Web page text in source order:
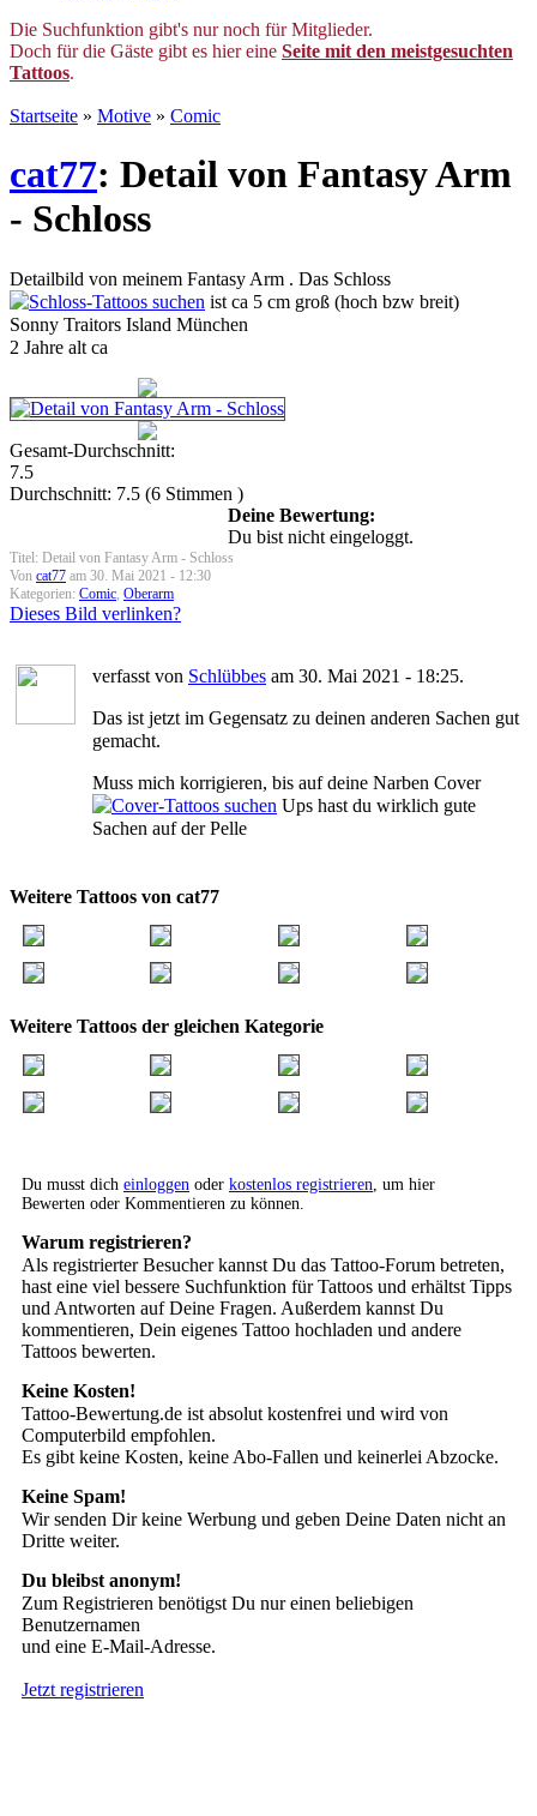
Die Suchfunktion gibt's nur noch für Mitglieder.
Doch für die Gäste gibt es hier eine Seite mit den meistgesuchten
Tattoos.
Startseite » Motive » Comic
cat77: Detail von Fantasy Arm
- Schloss
Detailbild von meinem Fantasy Arm . Das Schloss
ist ca 5 cm groß (hoch bzw breit)
Sonny Traitors Island München
2 Jahre alt ca
Gesamt-Durchschnitt:
7.5
Durchschnitt: 7.5 (6 Stimmen )
Deine Bewertung:
Du bist nicht eingeloggt.
Titel: Detail von Fantasy Arm - Schloss
Von cat77 am 30. Mai 2021 - 12:30
Kategorien: Comic, Oberarm
Dieses Bild verlinken?
verfasst von Schlübbes am 30. Mai 2021 - 18:25.
Das ist jetzt im Gegensatz zu deinen anderen Sachen gut
gemacht.
Muss mich korrigieren, bis auf deine Narben Cover
Ups hast du wirklich gute
Sachen auf der Pelle
Weitere Tattoos von cat77
Weitere Tattoos der gleichen Kategorie
Du musst dich einloggen oder kostenlos registrieren , um hier
Bewerten oder Kommentieren zu können.
Warum registrieren?
Als registrierter Besucher kannst Du das Tattoo-Forum betreten,
hast eine viel bessere Suchfunktion für Tattoos und erhältst Tipps
und Antworten auf Deine Fragen. Außerdem kannst Du
kommentieren, Dein eigenes Tattoo hochladen und andere
Tattoos bewerten.
Keine Kosten!
Tattoo-Bewertung.de ist absolut kostenfrei und wird von
Computerbild empfohlen.
Es gibt keine Kosten, keine Abo-Fallen und keinerlei Abzocke.
Keine Spam!
Wir senden Dir keine Werbung und geben Deine Daten nicht an
Dritte weiter.
Du bleibst anonym!
Zum Registrieren benötigst Du nur einen beliebigen
Benutzernamen
und eine E-Mail-Adresse.
Jetzt registrieren